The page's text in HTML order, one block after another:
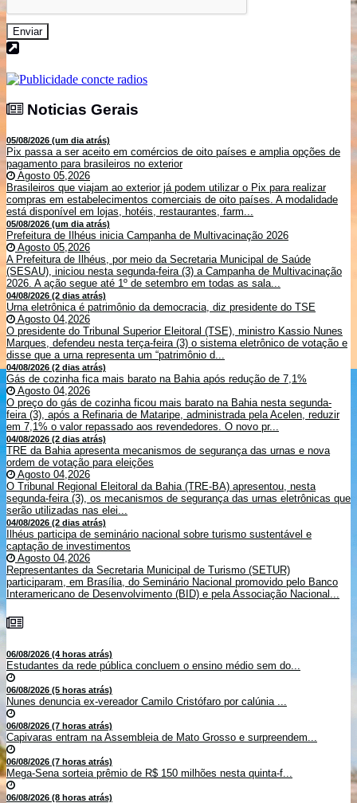
Enviar
Noticias Gerais
05/08/2026 (um dia atrás)
Pix passa a ser aceito em comércios de oito países e amplia opções de
pagamento para brasileiros no exterior
Agosto 05,2026
Brasileiros que viajam ao exterior já podem utilizar o Pix para realizar
compras em estabelecimentos comerciais de oito países. A modalidade
está disponível em lojas, hotéis, restaurantes, farm...
05/08/2026 (um dia atrás)
Prefeitura de Ilhéus inicia Campanha de Multivacinação 2026
Agosto 05,2026
A Prefeitura de Ilhéus, por meio da Secretaria Municipal de Saúde
(SESAU), iniciou nesta segunda-feira (3) a Campanha de Multivacinação
2026. A ação segue até 1º de setembro em todas as sala...
04/08/2026 (2 dias atrás)
Urna eletrônica é patrimônio da democracia, diz presidente do TSE
Agosto 04,2026
O presidente do Tribunal Superior Eleitoral (TSE), ministro Kassio Nunes
Marques, defendeu nesta terça-feira (3) o sistema eletrônico de votação e
disse que a urna representa um “patrimônio d...
04/08/2026 (2 dias atrás)
Gás de cozinha fica mais barato na Bahia após redução de 7,1%
Agosto 04,2026
O preço do gás de cozinha ficou mais barato na Bahia nesta segunda-
feira (3), após a Refinaria de Mataripe, administrada pela Acelen, reduzir
em 7,1% o valor repassado aos revendedores. O novo pr...
04/08/2026 (2 dias atrás)
TRE da Bahia apresenta mecanismos de segurança das urnas e nova
ordem de votação para eleições
Agosto 04,2026
O Tribunal Regional Eleitoral da Bahia (TRE-BA) apresentou, nesta
segunda-feira (3), os mecanismos de segurança das urnas eletrônicas que
serão utilizadas nas elei...
04/08/2026 (2 dias atrás)
Ilhéus participa de seminário nacional sobre turismo sustentável e
captação de investimentos
Agosto 04,2026
Representantes da Secretaria Municipal de Turismo (SETUR)
participaram, em Brasília, do Seminário Nacional promovido pelo Banco
Interamericano de Desenvolvimento (BID) e pela Associação Nacional...
06/08/2026 (4 horas atrás)
Estudantes da rede pública concluem o ensino médio sem do...
06/08/2026 (5 horas atrás)
Nunes denuncia ex-vereador Camilo Cristófaro por calúnia ...
06/08/2026 (7 horas atrás)
Capivaras entram na Assembleia de Mato Grosso e surpreendem...
06/08/2026 (7 horas atrás)
Mega-Sena sorteia prêmio de R$ 150 milhões nesta quinta-f...
06/08/2026 (8 horas atrás)